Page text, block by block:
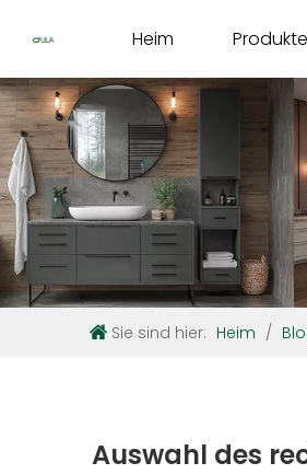
Heim Produkte
Sie sind hier: Heim /
Auswahl des